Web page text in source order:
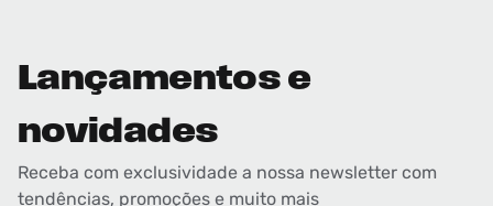
Lançamentos e
novidades
Receba com exclusividade a nossa newsletter com
tendências, promoções e muito mais